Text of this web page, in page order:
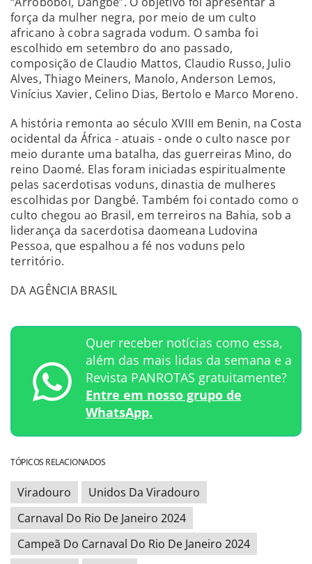
força da mulher negra, por meio de um culto
africano à cobra sagrada vodum. O samba foi
escolhido em setembro do ano passado,
composição de Claudio Mattos, Claudio Russo, Julio
Alves, Thiago Meiners, Manolo, Anderson Lemos,
Vinícius Xavier, Celino Dias, Bertolo e Marco Moreno.
A história remonta ao século XVIII em Benin, na Costa
ocidental da África - atuais - onde o culto nasce por
meio durante uma batalha, das guerreiras Mino, do
reino Daomé. Elas foram iniciadas espiritualmente
pelas sacerdotisas voduns, dinastia de mulheres
escolhidas por Dangbé. Também foi contado como o
culto chegou ao Brasil, em terreiros na Bahia, sob a
liderança da sacerdotisa daomeana Ludovina
Pessoa, que espalhou a fé nos voduns pelo
território.
DA AGÊNCIA BRASIL
Quer receber notícias como essa,
além das mais lidas da semana e a
Revista PANROTAS gratuitamente?
Entre em nosso grupo de
WhatsApp.
TÓPICOS RELACIONADOS
Viradouro
Unidos Da Viradouro
Carnaval Do Rio De Janeiro 2024
Campeã Do Carnaval Do Rio De Janeiro 2024